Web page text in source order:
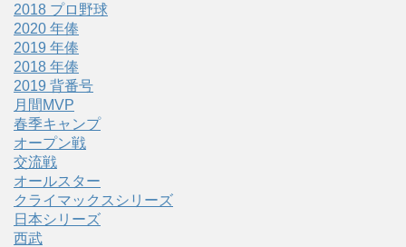
2018 プロ野球
2020 年俸
2019 年俸
2018 年俸
2019 背番号
月間MVP
春季キャンプ
オープン戦
交流戦
オールスター
クライマックスシリーズ
日本シリーズ
西武